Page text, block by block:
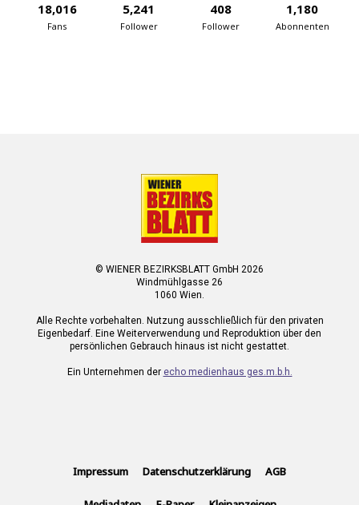
18,016
Fans
5,241
Follower
408
Follower
1,180
Abonnenten
© WIENER BEZIRKSBLATT GmbH 2026
Windmühlgasse 26
1060 Wien.
Alle Rechte vorbehalten. Nutzung ausschließlich für den privaten
Eigenbedarf. Eine Weiterverwendung und Reproduktion über den
persönlichen Gebrauch hinaus ist nicht gestattet.
Ein Unternehmen der echo medienhaus ges.m.b.h.
Impressum Datenschutzerklärung AGB